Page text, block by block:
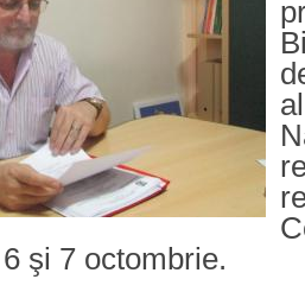
şi 7 octombrie.